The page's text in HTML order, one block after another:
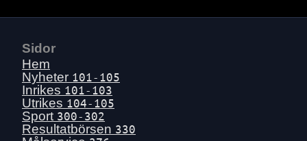
Sön 19 juli
Fre 17 juli
Tors 16 juli
Ons 15 juli
Tis 14 juli
Mån 13 juli
Sidor
Hem
Nyheter 101-105
Inrikes 101-103
Utrikes 104-105
Sport 300-302
Resultatbörsen 330